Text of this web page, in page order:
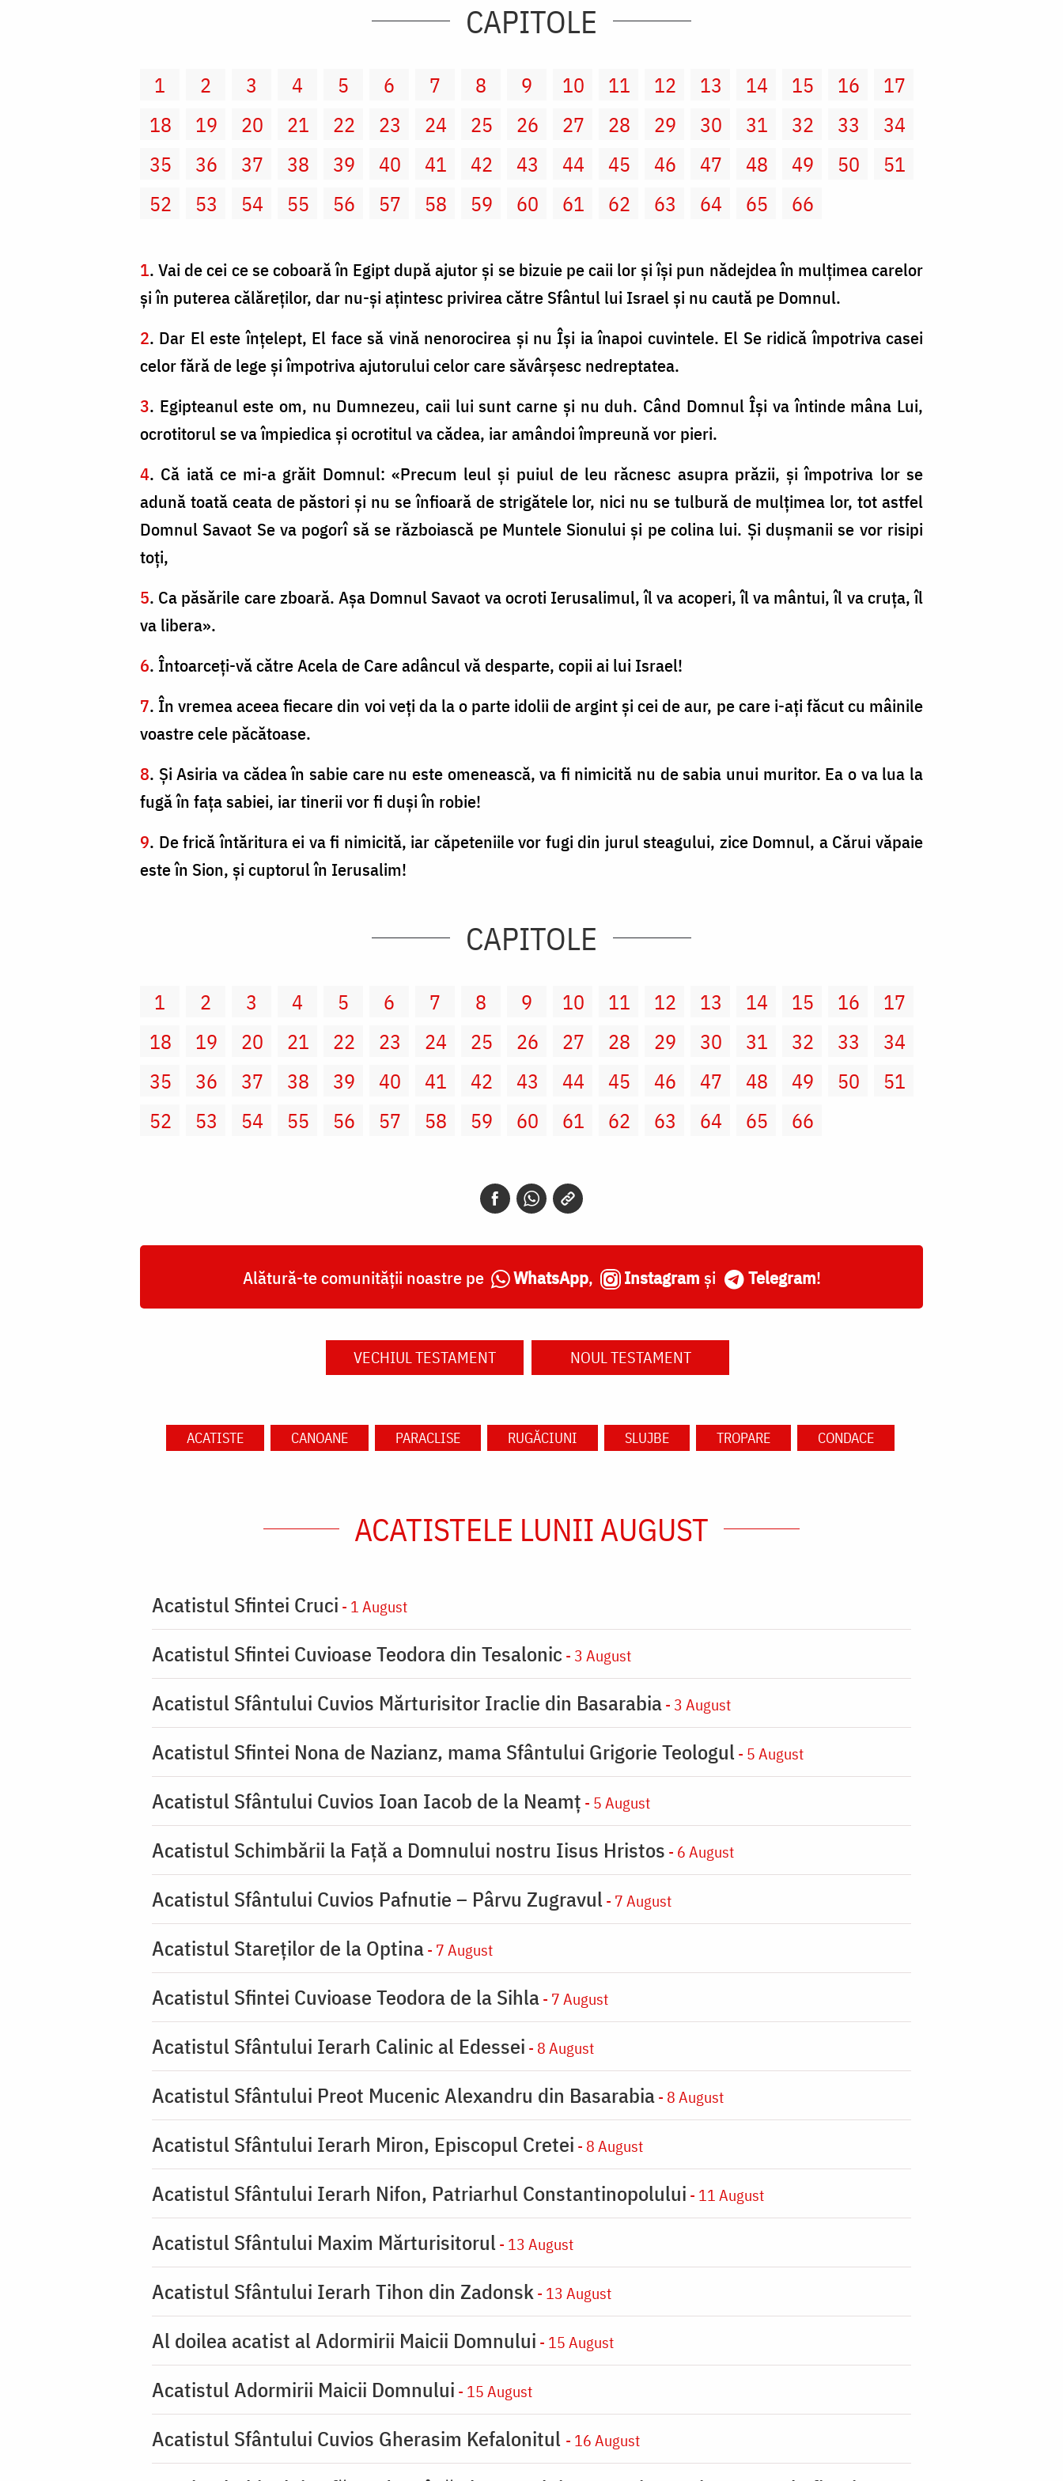
CAPITOLE
1 2 3 4 5 6 7 8 9 10 11 12 13 14 15 16
17
18
19 20 21 22 23 24 25 26 27 28 29 30 31 32 33
34
35
36 37 38 39 40 41 42 43 44 45 46 47 48 49 50
51
52
53 54 55 56 57 58 59 60 61 62 63 64 65 66
1. Vai de cei ce se coboară în Egipt după ajutor şi se bizuie pe caii lor şi îşi pun nădejdea în mulţimea carelor
şi în puterea călăreţilor, dar nu-şi aţintesc privirea către Sfântul lui Israel şi nu caută pe Domnul.
2. Dar El este înţelept, El face să vină nenorocirea şi nu Îşi ia înapoi cuvintele. El Se ridică împotriva casei
celor fără de lege şi împotriva ajutorului celor care săvârşesc nedreptatea.
3. Egipteanul este om, nu Dumnezeu, caii lui sunt carne şi nu duh. Când Domnul Îşi va întinde mâna Lui,
ocrotitorul se va împiedica şi ocrotitul va cădea, iar amândoi împreună vor pieri.
4. Că iată ce mi-a grăit Domnul: «Precum leul şi puiul de leu răcnesc asupra prăzii, şi împotriva lor se
adună toată ceata de păstori şi nu se înfioară de strigătele lor, nici nu se tulbură de mulţimea lor, tot astfel
Domnul Savaot Se va pogorî să se războiască pe Muntele Sionului şi pe colina lui. Şi duşmanii se vor risipi
toţi,
5. Ca păsările care zboară. Aşa Domnul Savaot va ocroti Ierusalimul, îl va acoperi, îl va mântui, îl va cruţa, îl
va libera».
6. Întoarceţi-vă către Acela de Care adâncul vă desparte, copii ai lui Israel!
7. În vremea aceea fiecare din voi veţi da la o parte idolii de argint şi cei de aur, pe care i-aţi făcut cu mâinile
voastre cele păcătoase.
8. Şi Asiria va cădea în sabie care nu este omenească, va fi nimicită nu de sabia unui muritor. Ea o va lua la
fugă în faţa sabiei, iar tinerii vor fi duşi în robie!
9. De frică întăritura ei va fi nimicită, iar căpeteniile vor fugi din jurul steagului, zice Domnul, a Cărui văpaie
este în Sion, şi cuptorul în Ierusalim!
CAPITOLE
1 2 3 4 5 6 7 8 9 10 11 12 13 14 15 16
17
18
19 20 21 22 23 24 25 26 27 28 29 30 31 32 33
34
35
36 37 38 39 40 41 42 43 44 45 46 47 48 49 50
51
52
53 54 55 56 57 58 59 60 61 62 63 64 65 66
Alătură-te comunității noastre pe WhatsApp, Instagram și Telegram!
VECHIUL TESTAMENT NOUL TESTAMENT
ACATISTE CANOANE PARACLISE RUGĂCIUNI SLUJBE TROPARE CONDACE
ACATISTELE LUNII AUGUST
Acatistul Sfintei Cruci - 1 August
Acatistul Sfintei Cuvioase Teodora din Tesalonic - 3 August
Acatistul Sfântului Cuvios Mărturisitor Iraclie din Basarabia- 3 August
Acatistul Sfintei Nona de Nazianz, mama Sfântului Grigorie Teologul - 5 August
Acatistul Sfântului Cuvios Ioan Iacob de la Neamț - 5 August
Acatistul Schimbării la Faţă a Domnului nostru Iisus Hristos - 6 August
Acatistul Sfântului Cuvios Pafnutie – Pârvu Zugravul - 7 August
Acatistul Stareţilor de la Optina- 7 August
Acatistul Sfintei Cuvioase Teodora de la Sihla- 7 August
Acatistul Sfântului Ierarh Calinic al Edessei - 8 August
Acatistul Sfântului Preot Mucenic Alexandru din Basarabia- 8 August
Acatistul Sfântului Ierarh Miron, Episcopul Cretei - 8 August
Acatistul Sfântului Ierarh Nifon, Patriarhul Constantinopolului - 11 August
Acatistul Sfântului Maxim Mărturisitorul - 13 August
Acatistul Sfântului Ierarh Tihon din Zadonsk - 13 August
Al doilea acatist al Adormirii Maicii Domnului - 15 August
Acatistul Adormirii Maicii Domnului - 15 August
Acatistul Sfântului Cuvios Gherasim Kefalonitul - 16 August